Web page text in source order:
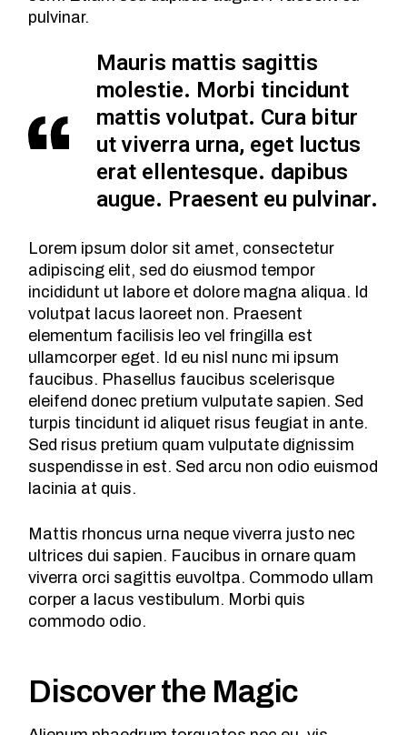
pulvinar.
Mauris mattis sagittis
molestie. Morbi tincidunt
mattis volutpat. Cura bitur
ut viverra urna, eget luctus
erat ellentesque. dapibus
augue. Praesent eu pulvinar.
Lorem ipsum dolor sit amet, consectetur
adipiscing elit, sed do eiusmod tempor
incididunt ut labore et dolore magna aliqua. Id
volutpat lacus laoreet non. Praesent
elementum facilisis leo vel fringilla est
ullamcorper eget. Id eu nisl nunc mi ipsum
faucibus. Phasellus faucibus scelerisque
eleifend donec pretium vulputate sapien. Sed
turpis tincidunt id aliquet risus feugiat in ante.
Sed risus pretium quam vulputate dignissim
suspendisse in est. Sed arcu non odio euismod
lacinia at quis.
Mattis rhoncus urna neque viverra justo nec
ultrices dui sapien. Faucibus in ornare quam
viverra orci sagittis euvoltpa. Commodo ullam
corper a lacus vestibulum. Morbi quis
commodo odio.
Discover the Magic